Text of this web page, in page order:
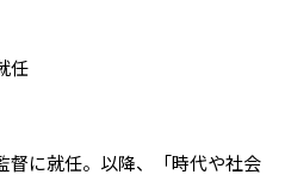
任
督に就任。以降、「時代や社会